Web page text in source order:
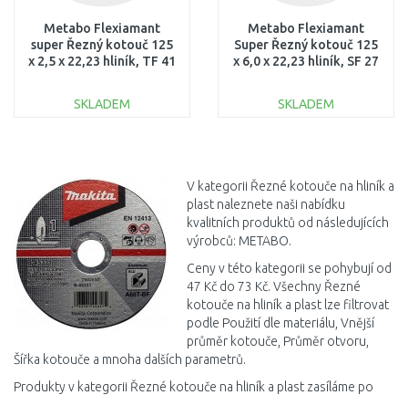
Metabo Flexiamant
super Řezný kotouč 125
x 2,5 x 22,23 hliník, TF 41
SKLADEM
Porovnat
Metabo Flexiamant
Super Řezný kotouč 125
x 6,0 x 22,23 hliník, SF 27
SKLADEM
V kategorii Řezné kotouče na hliník a
plast naleznete naši nabídku
kvalitních produktů od následujících
výrobců: METABO.
Ceny v této kategorii se pohybují od
47 Kč do 73 Kč. Všechny Řezné
kotouče na hliník a plast lze filtrovat
podle Použití dle materiálu, Vnější
průměr kotouče, Průměr otvoru,
Šířka kotouče a mnoha dalších parametrů.
Produkty v kategorii Řezné kotouče na hliník a plast zasíláme po